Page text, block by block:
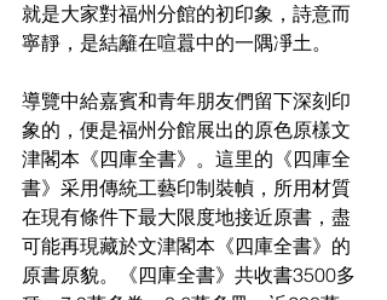
就是大家對福州分館的初印象，詩意而
寧靜，是結籬在喧囂中的一隅凈土。
導覽中給嘉賓和青年朋友們留下深刻印
象的，便是福州分館展出的原色原樣文
津閣本《四庫全書》。這里的《四庫全
書》采用傳統工藝印制裝幀，所用材質
在現有條件下最大限度地接近原書，盡
可能再現藏於文津閣本《四庫全書》的
原書原貌。《四庫全書》共收書3500多